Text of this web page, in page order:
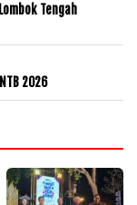
Tengah
2026